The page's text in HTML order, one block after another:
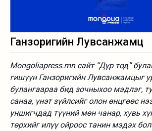
Ганзоригийн Лувсанжамц
Mongoliapress.mn сайт “Дүр тод”
гишүүн Ганзоригийн Лувсанжамцыг
булангаараа бид зочныхоо мэдлэг,
санаа, үнэт зүйлсийг олон өнцгөөс
уншигчдад түүний мөн чанар, хувь
төрхийг илүү ойроос танин мэдэх